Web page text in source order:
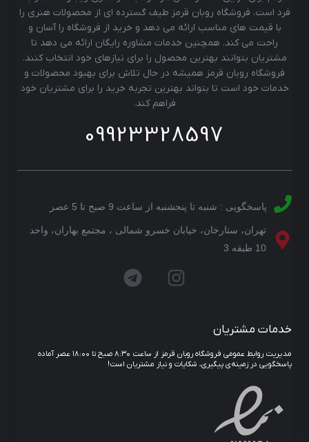
فرد است. فروشگاه روبان قرمز طیف گسترده ای از محصولات هنری را
با قیمت های مناسب ارائه می دهد و خرید از فروشگاه را آسان و
راحت می کند. همچنین خدمات مشاوره رایگان ارائه می دهد تا
مشتریان بتوانند بهترین محصول را برای نیازهای خود انتخاب کنند.
فروشگاه روبان قرمز همیشه در حال تلاش برای بهبود محصولات و
خدمات خود است تا بتواند بهترین تجربه خرید را برای مشتریان خود
فراهم کند.
09923328597
پاسخگویی : شنبه تا پنجشنبه از ساعت 9 صبح تا 5 عصر
تهران، ستارخان، خیابان خسرو شمالی ، مجتمع بهاران، واحد
10 طبقه 3
خدمات مشتریان
مدیریت روابط عمومی فروشگاه روبان قرمز از ساعت ۸:۳۰ صبح تا ۱۸:۰۰ عصر آماده
پاسخگویی در زمینه‌ی پیگیری، شکایات و نیاز مشتریان است!